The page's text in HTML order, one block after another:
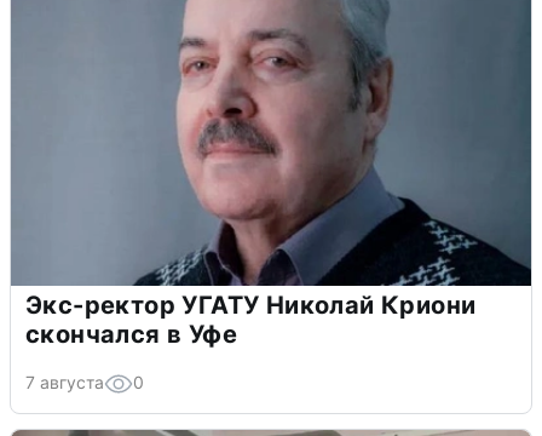
Экс-ректор УГАТУ Николай Криони
скончался в Уфе
7 августа 0